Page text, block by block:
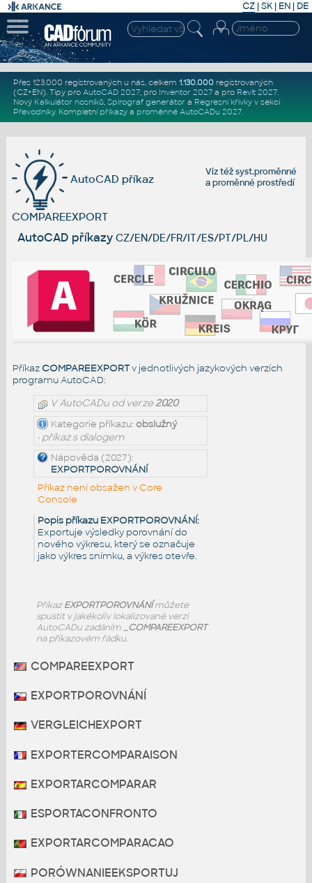
CZ | SK| EN | DE
Přes 123.000 registrovaných u nás, celkem 1.130.000registrovaných
(CZ+EN). Tipy pro AutoCAD 2027, pro Inventor 2027a pro Revit 2027.
Nový Kalkulátor nosníků, Spirograf generátor a Regresní křivkyv sekci
Převodníky. Kompletní příkazya proměnné AutoCADu 2027.
Viz téžsyst.proměnné
aproměnné prostředí
AutoCAD příkaz
COMPAREEXPORT
AutoCAD příkazy CZ/EN/DE/FR/IT/ES/PT/PL/HU
Příkaz COMPAREEXPORTv jednotlivých jazykových verzích
programu AutoCAD:
V AutoCADu od verze2020
Kategorie příkazu: obslužný
• příkaz s dialogem
Nápověda (2027):
EXPORTPOROVNÁNÍ
Příkaz není obsažen v Core
Console
Popis příkazu EXPORTPOROVNÁNÍ:
Exportuje výsledky porovnání do
nového výkresu, který se označuje
jako výkres snímku, a výkres otevře.
PříkazEXPORTPOROVNÁNÍmůžete
spustit v jakékoliv lokalizované verzi
AutoCADu zadáním _COMPAREEXPORT
na příkazovém řádku.
COMPAREEXPORT
EXPORTPOROVNÁNÍ
VERGLEICHEXPORT
EXPORTERCOMPARAISON
EXPORTARCOMPARAR
ESPORTACONFRONTO
EXPORTARCOMPARACAO
PORÓWNANIEEKSPORTUJ